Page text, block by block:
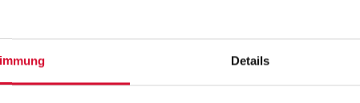
Details
ICH LIEB